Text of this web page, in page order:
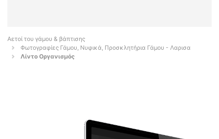
Αετοί του γάμου & βάπτισης
Φωτογραφίες Γάμου, Νυφικά, Προσκλητήρια Γάμου - Λαρισα
Λίντο Οργανισμός